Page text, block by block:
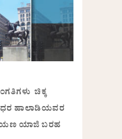
ಚಿಕ್ಕ
ಹಾಲಾಡಿಯವರ
ಯಾಜಿ ಬರಹ